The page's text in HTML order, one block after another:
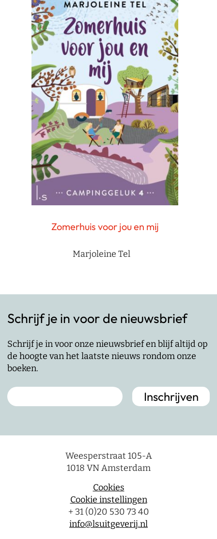
Zomerhuis voor jou en mij
Marjoleine Tel
Schrijf je in voor de nieuwsbrief
Schrijf je in voor onze nieuwsbrief en blijf altijd op
de hoogte van het laatste nieuws rondom onze
boeken.
Weesperstraat 105-A
1018 VN Amsterdam
Cookies
Cookie instellingen
+ 31 (0)20 530 73 40
info@lsuitgeverij.nl